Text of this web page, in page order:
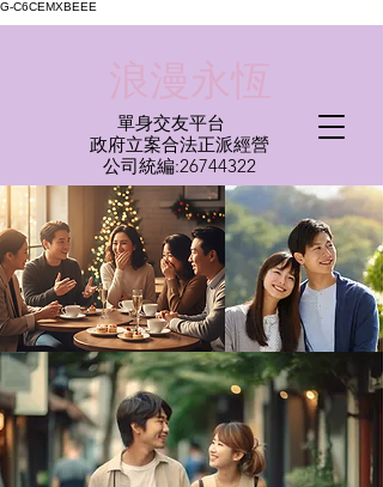
G-C6CEMXBEEE
單身交友平台
​政府立案合法正派經營​
​公司統編:26744322
​浪漫永恆